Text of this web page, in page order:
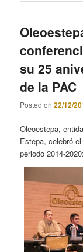
su 25
de la PAC
Posted on22/12/
Oleoestepa,
Estepa, celebró
periodo 2014-2020: